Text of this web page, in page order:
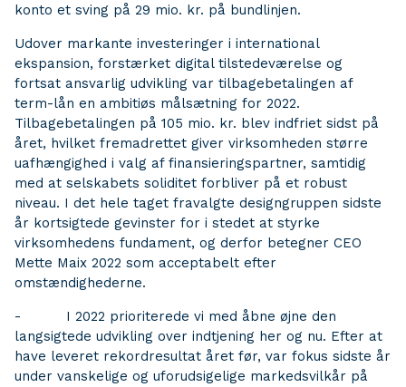
konto et sving på 29 mio. kr. på bundlinjen.
Udover markante investeringer i international
ekspansion, forstærket digital tilstedeværelse og
fortsat ansvarlig udvikling var tilbagebetalingen af
term-lån en ambitiøs målsætning for 2022.
Tilbagebetalingen på 105 mio. kr. blev indfriet sidst på
året, hvilket fremadrettet giver virksomheden større
uafhængighed i valg af finansieringspartner, samtidig
med at selskabets soliditet forbliver på et robust
niveau. I det hele taget fravalgte designgruppen sidste
år kortsigtede gevinster for i stedet at styrke
virksomhedens fundament, og derfor betegner CEO
Mette Maix 2022 som acceptabelt efter
omstændighederne.
- I 2022 prioriterede vi med åbne øjne den
langsigtede udvikling over indtjening her og nu. Efter at
have leveret rekordresultat året før, var fokus sidste år
under vanskelige og uforudsigelige markedsvilkår på